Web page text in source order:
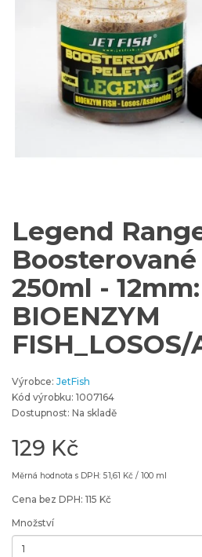
Legend
250ml - 12mm:
BIOENZYM
FISH_LOSOS/
Výrobce: JetFish
Kód výrobku: 1007164
Dostupnost: Na skladě
129 Kč
Měrná hodnota s DPH: 51,61 Kč / 100 ml
Cena bez DPH: 115 Kč
Množství